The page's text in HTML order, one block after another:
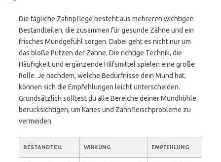
Die tägliche Zahnpflege besteht aus mehreren wichtigen
Bestandteilen, die zusammen für gesunde Zähne und ein
frisches Mundgefühl sorgen. Dabei geht es nicht nur um
das bloße Putzen der Zähne. Die richtige Technik, die
Häufigkeit und ergänzende Hilfsmittel spielen eine große
Rolle. Je nachdem, welche Bedürfnisse dein Mund hat,
können sich die Empfehlungen leicht unterscheiden.
Grundsätzlich solltest du alle Bereiche deiner Mundhöhle
berücksichtigen, um Karies und Zahnfleischprobleme zu
vermeiden.
BESTANDTEIL WIRKUNG EMPFEHLUNG